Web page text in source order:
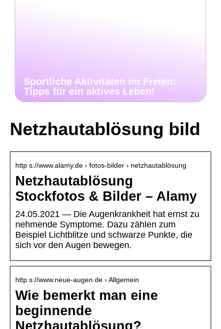
Sportliche Aktivitäten im Freien:
Tipps für ein aktives Leben!
Netzhautablösung bild
http s://www.alamy.de › fotos-bilder › netzhautablösung
Netzhautablösung
Stockfotos & Bilder – Alamy
24.05.2021 — Die Augenkrankheit hat ernst zu
nehmende Symptome. Dazu zählen zum
Beispiel Lichtblitze und schwarze Punkte, die
sich vor den Augen bewegen.
http s://www.neue-augen.de › Allgemein
Wie bemerkt man eine
beginnende